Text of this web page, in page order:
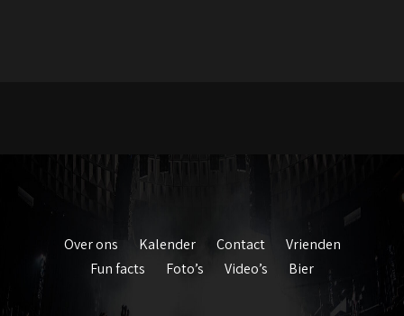
Over ons Kalender Contact
Vrienden
Fun facts
Foto’s Video’s Bier